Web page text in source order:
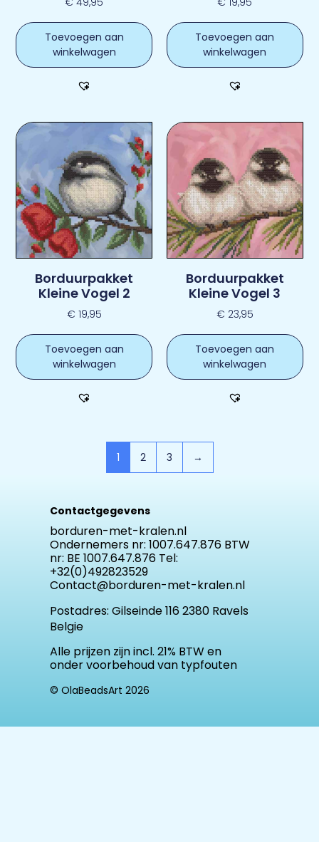
Toevoegen aan
winkelwagen
Toevoegen aan
winkelwagen
Borduurpakket
Kleine Vogel 2
€ 19,95
Toevoegen aan
winkelwagen
Borduurpakket
Kleine Vogel 3
€ 23,95
Toevoegen aan
winkelwagen
1 2 3 →
Contactgegevens
borduren-met-kralen.nl
Ondernemers nr: 1007.647.876 BTW
nr: BE 1007.647.876 Tel:
+32(0)492823529
Contact@borduren-met-kralen.nl
Postadres: Gilseinde 116 2380 Ravels
Belgie
Alle prijzen zijn incl. 21% BTW en
onder voorbehoud van typfouten
© OlaBeadsArt 2026